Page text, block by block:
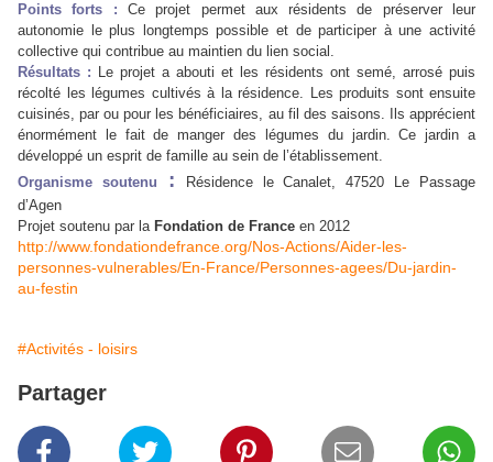
Points forts : Ce projet permet aux résidents de préserver leur
autonomie le plus longtemps possible et de participer à une activité
collective qui contribue au maintien du lien social.
Résultats : Le projet a abouti et les résidents ont semé, arrosé puis
récolté les légumes cultivés à la résidence. Les produits sont ensuite
cuisinés, par ou pour les bénéficiaires, au fil des saisons. Ils apprécient
énormément le fait de manger des légumes du jardin. Ce jardin a
développé un esprit de famille au sein de l’établissement.
Organisme soutenu
: Résidence le Canalet,47520 Le Passage
d’Agen
Projet soutenu par la Fondation de France en 2012
http://www.fondationdefrance.org/Nos-Actions/Aider-les-
personnes-vulnerables/En-France/Personnes-agees/Du-jardin-
au-festin
#Activités - loisirs
Partager